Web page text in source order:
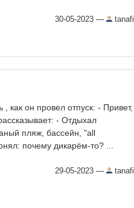
30-05-2023 — tanafi
как он провел отпуск: - Привет,
- Отдыхал
пляж, бассейн, "all
почему дикарём-то? ...
29-05-2023 — tanafi